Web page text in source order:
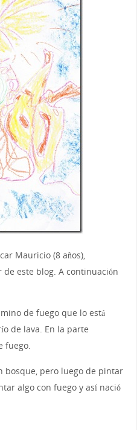
Mauricio (8 años),
este blog. A continuación
de fuego que lo está
de lava. En la parte
fuego.
bosque, pero luego de pintar
algo con fuego y así nació